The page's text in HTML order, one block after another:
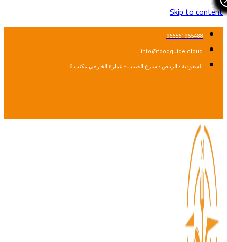
Skip to
966561965488
info@foodguide.cloud
السعودية - الرياض - شارع الضباب - عمارة الخارجي مكتب 6